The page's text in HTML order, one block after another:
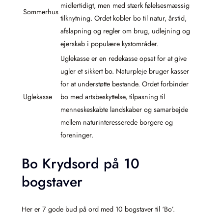
Sommerhus
midlertidigt, men med stærk følelsesmæssig
tilknytning. Ordet kobler bo til natur, årstid,
afslapning og regler om brug, udlejning og
ejerskab i populære kystområder.
Uglekasse
Uglekasse er en redekasse opsat for at give
ugler et sikkert bo. Naturpleje bruger kasser
for at understøtte bestande. Ordet forbinder
bo med artsbeskyttelse, tilpasning til
menneskeskabte landskaber og samarbejde
mellem naturinteresserede borgere og
foreninger.
Bo Krydsord på 10
bogstaver
Her er 7 gode bud på ord med 10 bogstaver til ‘Bo’.